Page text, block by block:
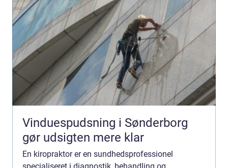
Vinduespudsning i Sønderborg
gør udsigten mere klar
En kiropraktor er en sundhedsprofessionel